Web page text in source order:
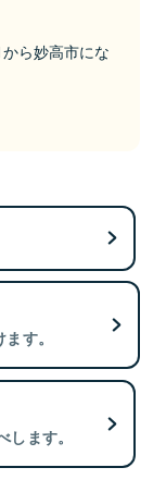
ら妙高市にな
す。
ます。